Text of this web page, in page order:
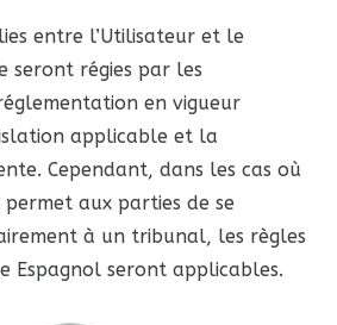
entre l’Utilisateur et le
seront régies par les
en vigueur
applicable et la
Cependant, dans les cas où
aux parties de se
à un tribunal, les règles
Espagnol seront applicables.